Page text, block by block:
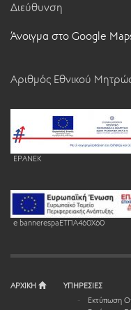
Διεύθυνση
Άνοιγμα στο Google
Αριθμός Εθνικού
EPANEK
e bannerespaEΤΠΑ460X60
ΑΡΧΙΚΗ
ΥΠΗΡΕΣΙΕΣ
Εκτύπωση